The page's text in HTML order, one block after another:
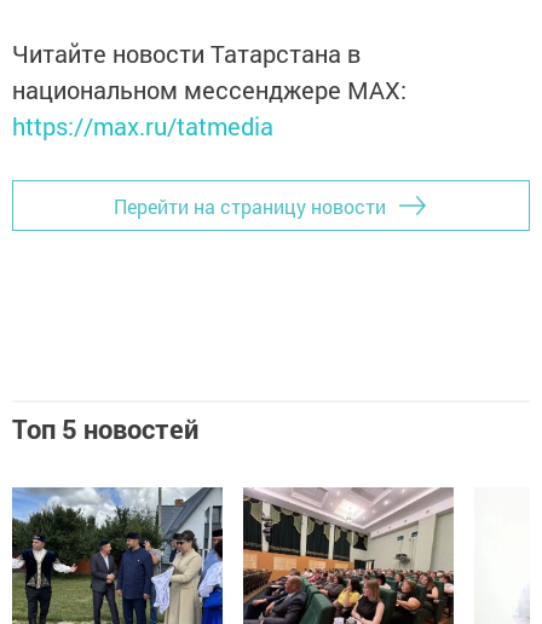
Читайте новости Татарстана в
национальном мессенджере MАХ:
https://max.ru/tatmedia
Перейти на страницу новости
Топ 5 новостей